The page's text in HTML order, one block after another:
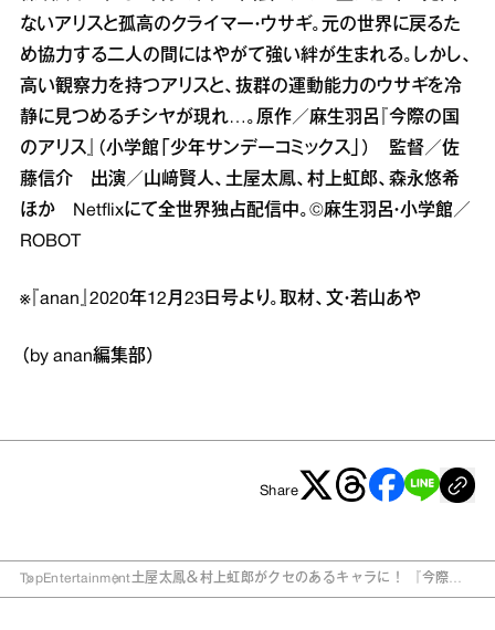
ないアリスと孤高のクライマー・ウサギ。元の世界に戻るた
め協力する二人の間にはやがて強い絆が生まれる。しかし、
高い観察力を持つアリスと、抜群の運動能力のウサギを冷
静に見つめるチシヤが現れ…。原作／麻生羽呂『今際の国
のアリス』（小学館「少年サンデーコミックス」） 監督／佐
藤信介 出演／山﨑賢人、土屋太鳳、村上虹郎、森永悠希
ほか Netflixにて全世界独占配信中。©麻生羽呂・小学館／
ROBOT
※『anan』2020年12月23日号より。取材、文・若山あや
（by anan編集部）
Share
TopEntertainment土屋太鳳＆村上虹郎がクセのあるキャラに！ 『今際の